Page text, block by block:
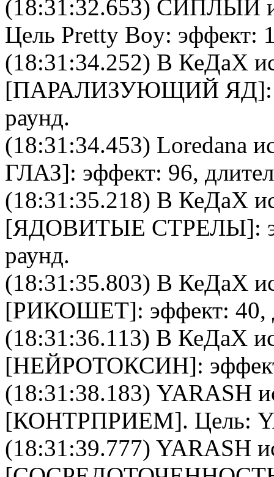
(18:31:32.653) СИПЛЫЙ
Цель Pretty Boy: эффект:
(18:31:34.252) В КеДаХ
[ПАРАЛИЗУЮЩИЙ ЯД
раунд.
(18:31:34.453) Loredana
ГЛАЗ]: эффект: 96,
(18:31:35.218) В КеДаХ
[ЯДОВИТЫЕ СТРЕЛЫ]:
раунд.
(18:31:35.803) В КеДаХ
[РИКОШЕТ]: эффект: 40,
(18:31:36.113) В КеДаХ
[НЕЙРОТОКСИН]:
(18:31:38.183) YARASH
[КОНТРПРИЕМ]. Цель:
(18:31:39.777) YARASH